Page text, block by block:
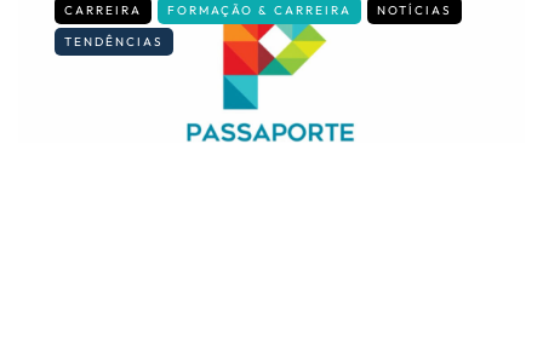
CARREIRA FORMAÇÃO & CARREIRA
NOTÍCIAS
TENDÊNCIAS